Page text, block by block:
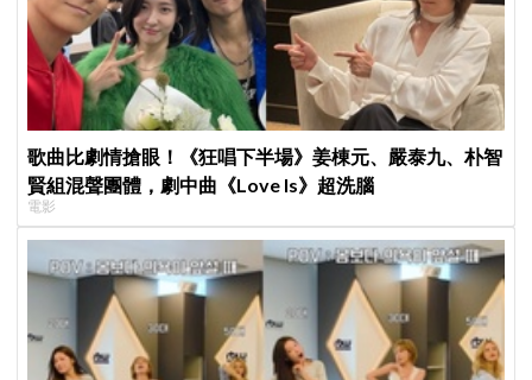
歌曲比劇情搶眼！《狂唱下半場》姜棟元、嚴泰九、朴智
賢組混聲團體，劇中曲《Love Is》超洗腦
電影